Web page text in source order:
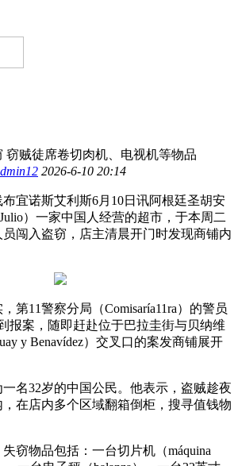
窃贼徒席卷切肉机、电视机等物品
2026-6-10 20:14
宜诺斯艾利斯6月10日讯阿根廷圣胡安
）一家中国人经营的超市，于本周二
闯入盗窃，店主清晨开门时发现商铺内
第11警察分局（Comisaría11ra）的警员
报案，随即赶赴位于巴拉圭街与贝纳维
y Benavídez）交叉口的案发商铺展开
名32岁的中国公民。他表示，盗贼趁夜
在店内多个区域翻箱倒柜，搜寻值钱物
窃物品包括：一台切片机（máquina